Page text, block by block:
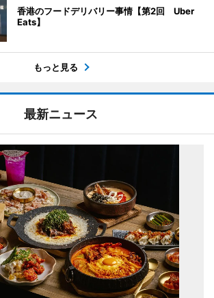
香港のフードデリバリー事情【第2回 Uber
Eats】
もっと見る
最新ニュース